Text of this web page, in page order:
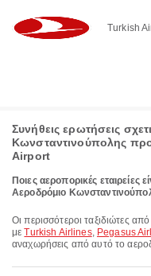
Turkish
Συνήθεις ερωτήσεις
Κωνσταντινούπολης
Airport
Ποιες αεροπορικές εταιρείες
Αεροδρόμιο
Οι περισσότεροι ταξιδιώτες από το Αεροδρόμιο Κωνσταντινούπολης πετούν
μεTurkish Airlines, Pegasus
αναχωρήσεις από αυτό το